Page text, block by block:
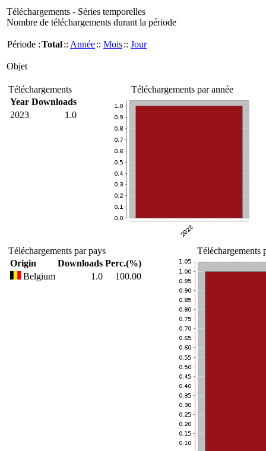
Téléchargements - Séries temporelles
Nombre de téléchargements durant la période
Période :Total:: Année:: Mois:: Jour
Objet
Téléchargements
Year Downloads
2023
1.0
Téléchargements par année
Téléchargements par pays
Origin
Downloads Perc.(%)
Belgium
1.0 100.00
Téléchargements